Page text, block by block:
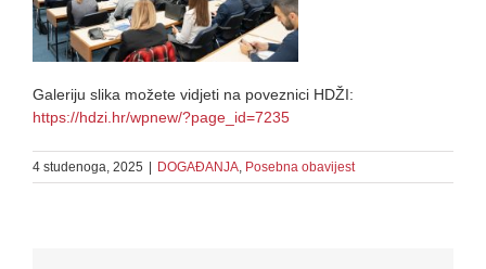
Galeriju slika možete vidjeti na poveznici HDŽI:
https://hdzi.hr/wpnew/?page_id=7235
4 studenoga, 2025 DOGAĐANJA, Posebna obavijest